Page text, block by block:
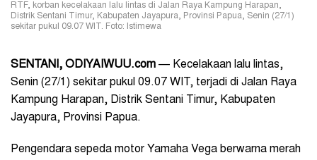
RTF, korban kecelakaan lalu lintas di Jalan Raya Kampung Harapan,
Distrik Sentani Timur, Kabupaten Jayapura, Provinsi Papua, Senin (27/1)
sekitar pukul 09.07 WIT. Foto: Istimewa
SENTANI, ODIYAIWUU.com — Kecelakaan lalu lintas,
Senin (27/1) sekitar pukul 09.07 WIT, terjadi di Jalan Raya
Kampung Harapan, Distrik Sentani Timur, Kabupaten
Jayapura, Provinsi Papua.
Pengendara sepeda motor Yamaha Vega berwarna merah